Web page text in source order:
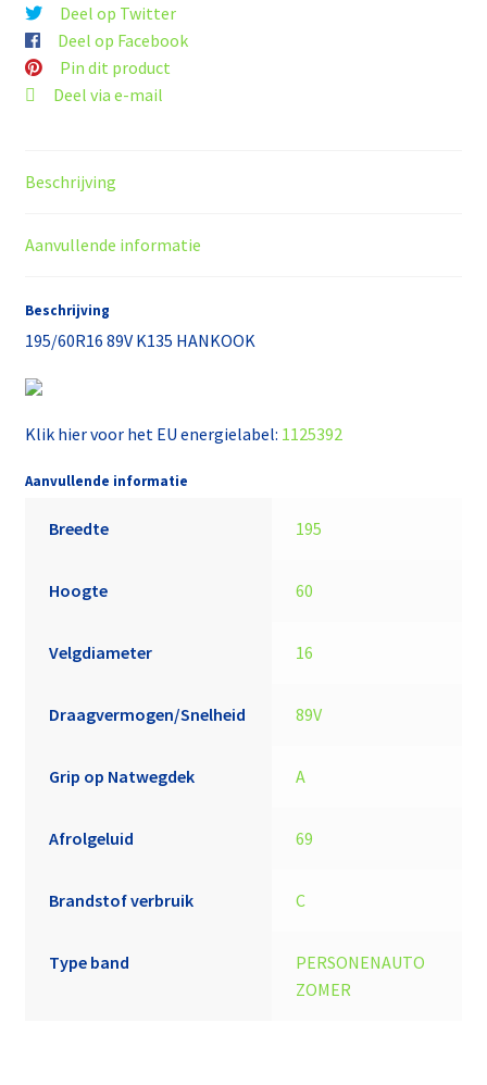
PRIME
4
HANKOOK
aantal
Deel op Twitter
Deel op Facebook
Pin dit product
Deel via e-mail
Beschrijving
Aanvullende informatie
Beschrijving
195/60R16 89V K135 HANKOOK
Klik hier voor het EU energielabel: 1125392
Aanvullende informatie
Breedte 195
Hoogte 60
Velgdiameter 16
Draagvermogen/Snelheid 89V
Grip op Natwegdek A
Afrolgeluid 69
Brandstof verbruik C
Type band
PERSONENAUTO
ZOMER